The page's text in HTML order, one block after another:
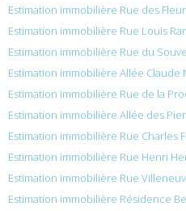
Estimation immobilière Rue des
Estimation immobilière Rue Louis
Estimation immobilière Rue du
Estimation immobilière Allée Claude
Estimation immobilière Rue de la
Estimation immobilière Allée des
Estimation immobilière Rue Charles
Estimation immobilière Rue Henri
Estimation immobilière Rue
Estimation immobilière Résidence